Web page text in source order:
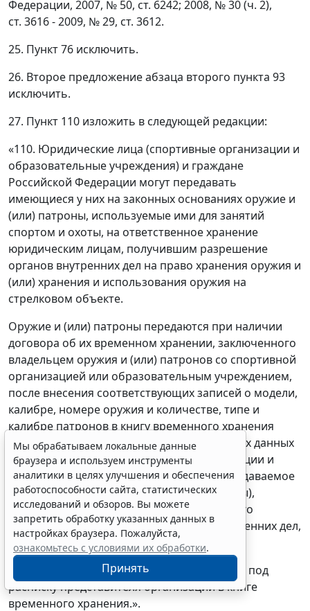
Федерации, 2007, № 50, ст. 6242; 2008, № 30 (ч. 2),
ст. 3616 - 2009, № 29, ст. 3612.
25. Пункт 76 исключить.
26. Второе предложение абзаца второго пункта 93
исключить.
27. Пункт 110 изложить в следующей редакции:
«110. Юридические лица (спортивные организации и
образовательные учреждения) и граждане
Российской Федерации могут передавать
имеющиеся у них на законных основаниях оружие и
(или) патроны, используемые ими для занятий
спортом и охоты, на ответственное хранение
юридическим лицам, получившим разрешение
органов внутренних дел на право хранения оружия и
(или) хранения и использования оружия на
стрелковом объекте.
Оружие и (или) патроны передаются при наличии
договора об их временном хранении, заключенного
владельцем оружия и (или) патронов со спортивной
организацией или образовательным учреждением,
после внесения соответствующих записей о модели,
калибре, номере оружия и количестве, типе и
калибре патронов в книгу временного хранения
оружия и патронов с указанием паспортных данных
представителя соответствующей организации и
реквизитов разрешения, имеющегося на сдаваемое
для временного хранения оружие (патроны),
включая серию, номер, дату выдачи данного
разрешения и наименование органа внутренних дел,
его выдавшего.
Выдача оружия (патронов) осуществляется под
расписку представителя организации в книге
временного хранения.».
Мы обрабатываем локальные данные
браузера и используем инструменты
аналитики в целях улучшения и обеспечения
работоспособности сайта, статистических
исследований и обзоров. Вы можете
запретить обработку указанных данных в
настройках браузера. Пожалуйста,
ознакомьтесь с условиями их обработки.
Принять